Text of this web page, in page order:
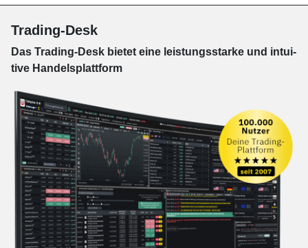
Trading-Desk
Das Trading-Desk bie­tet eine leis­tungs­star­ke und in­tui­
tive Han­dels­platt­form